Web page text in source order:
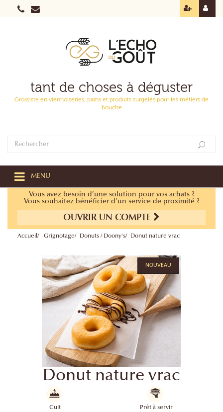
tant de choses à déguster
Grossiste en viennoiseries, pains et produits surgelés pour les métiers de
bouche
MENU
Vous avez besoin d’une solution pour vos achats ?
Vous souhaitez bénéficier d’un service de proximité ?
OUVRIR UN COMPTE
Accueil Grignotage Donuts / Doony's Donut nature vrac
NOUVEAU
Donut nature vrac
Cuit Prêt à servir